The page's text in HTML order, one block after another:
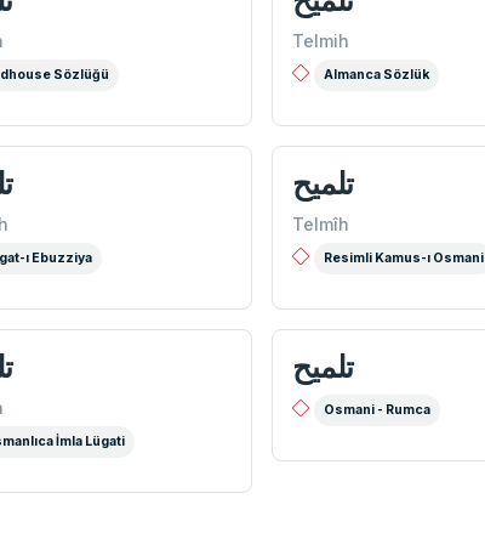
Sözlüğü
Telmih
Almanca Sözlük
ı Ebuzziya
تلمیح
Telmîh
Resimli Kamus-ı Osmani
İmla Lügati
تلميح
Osmani - Rumca